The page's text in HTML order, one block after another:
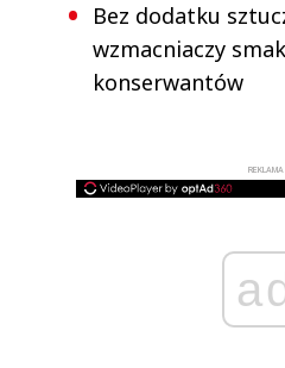
Bez dodatku
wzmacniaczy
konserwantów
REKLAMA